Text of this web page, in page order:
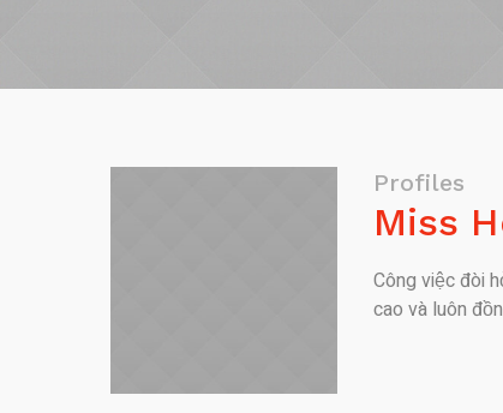
Profiles
Miss
Công việc đòi
cao và luôn